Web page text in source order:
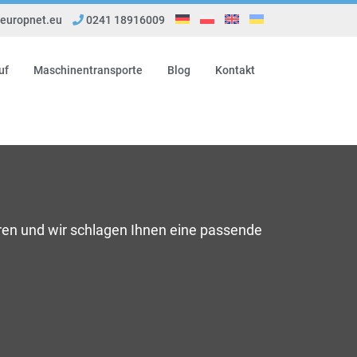
0241 18916009
Maschinentransporte Blog Kontakt
und wir schlagen Ihnen eine passende